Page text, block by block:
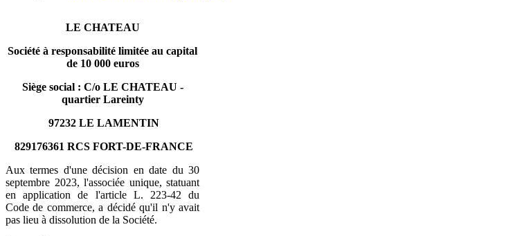
LE CHATEAU
Société à responsabilité limitée au capital
de 10 000 euros
Siège social : C/o LE CHATEAU -
quartier Lareinty
97232 LE LAMENTIN
829176361 RCS FORT-DE-FRANCE
Aux termes d'une décision en date du 30
septembre 2023, l'associée unique, statuant
en application de l'article L. 223-42 du
Code de commerce, a décidé qu'il n'y avait
pas lieu à dissolution de la Société.